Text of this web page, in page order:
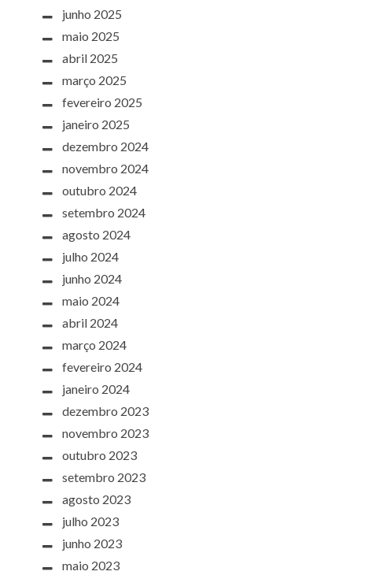
junho 2025
maio 2025
abril 2025
março 2025
fevereiro 2025
janeiro 2025
dezembro 2024
novembro 2024
outubro 2024
setembro 2024
agosto 2024
julho 2024
junho 2024
maio 2024
abril 2024
março 2024
fevereiro 2024
janeiro 2024
dezembro 2023
novembro 2023
outubro 2023
setembro 2023
agosto 2023
julho 2023
junho 2023
maio 2023